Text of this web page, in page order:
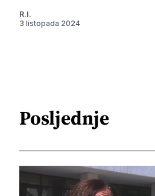
R.I.
3 listopada 2024
Posljednje